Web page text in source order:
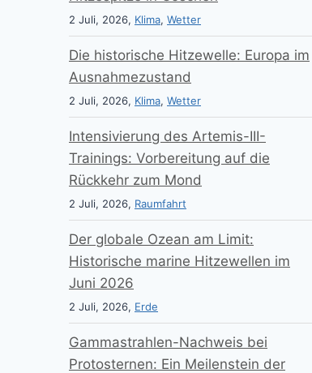
2 Juli, 2026, Klima, Wetter
Die historische Hitzewelle: Europa im
Ausnahmezustand
2 Juli, 2026, Klima, Wetter
Intensivierung des Artemis-III-
Trainings: Vorbereitung auf die
Rückkehr zum Mond
2 Juli, 2026, Raumfahrt
Der globale Ozean am Limit:
Historische marine Hitzewellen im
Juni 2026
2 Juli, 2026, Erde
Gammastrahlen-Nachweis bei
Protosternen: Ein Meilenstein der